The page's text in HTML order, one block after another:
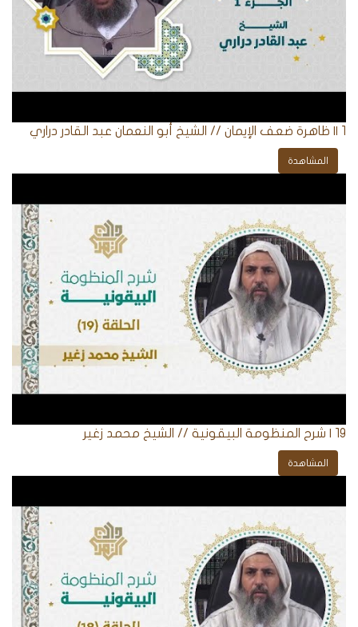
1 || ظاهرة ضعف الإيمان // الشيخ أبو النعمان عبد القادر دراري
المشاهدة
19 | شرح المنظومة البيقونية // الشيخ محمد زغير
المشاهدة